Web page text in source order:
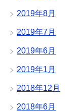
2019年8月
2019年7月
2019年6月
2019年1月
2018年12月
2018年6月